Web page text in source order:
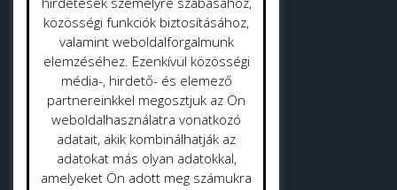
Közterület tisztítás
Gyepmester
Vásrácsarnok
közösségi funkciók biztosításához,
valamint weboldalforgalmunk
elemzéséhez. Ezenkívül közösségi
média-, hirdető- és elemező
partnereinkkel megosztjuk az Ön
weboldalhasználatra vonatkozó
adatait, akik kombinálhatják az
adatokat más olyan adatokkal,
amelyeket Ön adott meg számukra